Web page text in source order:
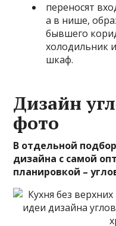
переносят
а в нише,
бывшего
холодильник
шкаф.
Дизайн
фото
В отдельной
дизайна с самой
планировкой –